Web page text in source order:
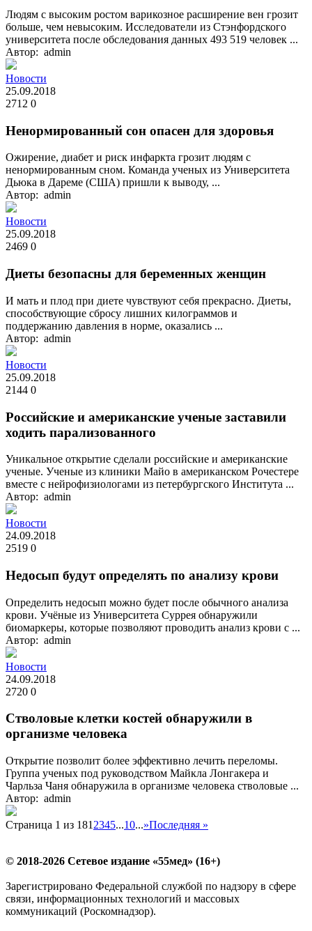
Людям с высоким ростом варикозное расширение вен грозит
больше, чем невысоким. Исследователи из Стэнфордского
университета после обследования данных 493 519 человек ...
Автор: admin
Новости
25.09.2018
2712 0
Ненормированный сон опасен для здоровья
Ожирение, диабет и риск инфаркта грозит людям с
ненормированным сном. Команда ученых из Университета
Дьюка в Дареме (США) пришли к выводу, ...
Автор: admin
Новости
25.09.2018
2469 0
Диеты безопасны для беременных женщин
И мать и плод при диете чувствуют себя прекрасно. Диеты,
способствующие сбросу лишних килограммов и
поддержанию давления в норме, оказались ...
Автор: admin
Новости
25.09.2018
2144 0
Российские и американские ученые заставили
ходить парализованного
Уникальное открытие сделали российские и американские
ученые. Ученые из клиники Майо в американском Рочестере
вместе с нейрофизиологами из петербургского Института ...
Автор: admin
Новости
24.09.2018
2519 0
Недосып будут определять по анализу крови
Определить недосып можно будет после обычного анализа
крови. Учёные из Университета Суррея обнаружили
биомаркеры, которые позволяют проводить анализ крови с ...
Автор: admin
Новости
24.09.2018
2720 0
Стволовые клетки костей обнаружили в
организме человека
Открытие позволит более эффективно лечить переломы.
Группа ученых под руководством Майкла Лонгакера и
Чарльза Чаня обнаружила в организме человека стволовые ...
Автор: admin
Страница 1 из 181 2345...10...»Последняя »
© 2018-2026 Сетевое издание «55мед» (16+)
Зарегистрировано Федеральной службой по надзору в сфере
связи, информационных технологий и массовых
коммуникаций (Роскомнадзор).